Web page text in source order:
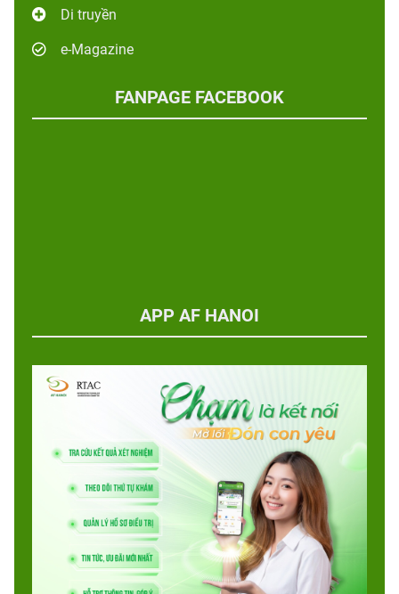
Di truyền
e-Magazine
FANPAGE FACEBOOK
APP AF HANOI